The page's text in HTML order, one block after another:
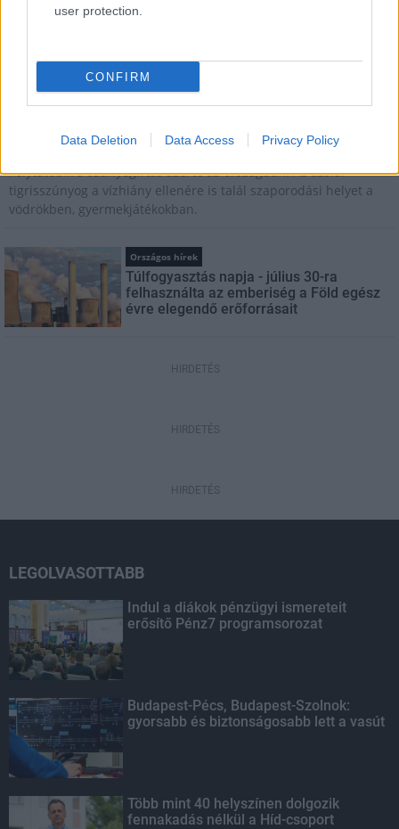
user protection.
CONFIRM
Data Deletion Data Access Privacy Policy
Országos hírek
EGYETEM
A lakosságra is fontos szerep hárul a szúnyoginvázió
Folytatódik a szúnyogírtás szerte az országban. Az ázsiai
tigrisszúnyog a vízhiány ellenére is talál szaporodási helyet a
vödrökben, gyermekjátékokban.
Országos hírek
Túlfogyasztás napja - július 30-ra
felhasználta az emberiség a Föld egész
évre elegendő erőforrásait
HIRDETÉS
HIRDETÉS
HIRDETÉS
LEGOLVASOTTABB
Indul a diákok pénzügyi ismereteit
erősítő Pénz7 programsorozat
Budapest-Pécs, Budapest-Szolnok:
gyorsabb és biztonságosabb lett a vasút
Több mint 40 helyszínen dolgozik
fennakadás nélkül a Híd-csoport